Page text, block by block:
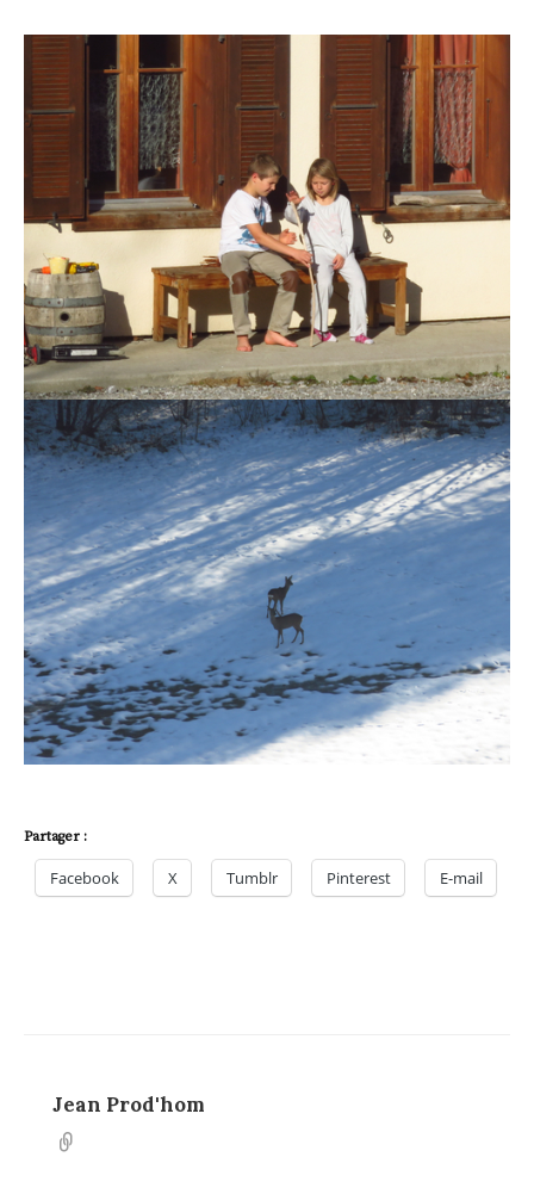
Partager :
Facebook X Tumblr Pinterest E-mail
Jean Prod'hom